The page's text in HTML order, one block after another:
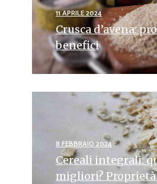
11 APRILE 2024
Crusca d’avena:
benefici
8 FEBBRAIO 2024
Cereali integrali:
migliori?